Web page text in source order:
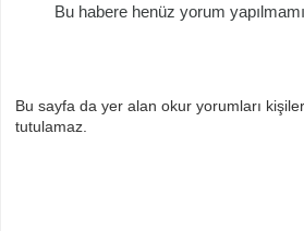
Bu habere henüz yorum
Bu sayfa da yer alan okur yorumları
tutulamaz.